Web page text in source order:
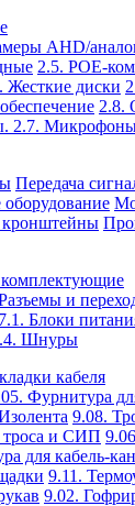
AHD/
2.5. РОЕ-
Жесткие диски
2.8.
2.7.
Передача
оборудование
и
7.1. Блоки
Шнуры
кабеля
Фурнитура
9.08.
и СИП
для кабель-
9.11.
9.02.